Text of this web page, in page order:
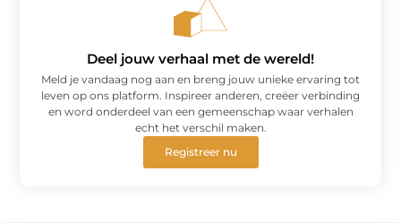
Deel jouw verhaal met de wereld!
Meld je vandaag nog aan en breng jouw unieke ervaring tot
leven op ons platform. Inspireer anderen, creëer verbinding
en word onderdeel van een gemeenschap waar verhalen
echt het verschil maken.
Registreer nu